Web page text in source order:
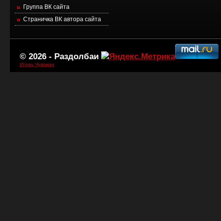
Группа ВК сайта
Страничка ВК автора сайта
© 2026 - Раздолбаи
Игорь Чувакин